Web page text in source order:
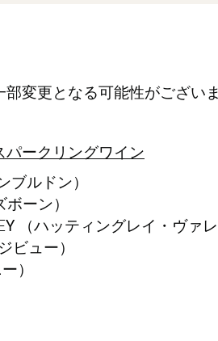
変更となる可能性がござい
ークリングワイン
ブルドン）
ーン）
（ハッティングレイ・ヴァ
ビュー）
）